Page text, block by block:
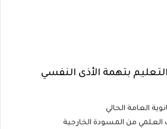
بتهمة الأذى النفسي
العامة الحالي
من المسودة الخارجية